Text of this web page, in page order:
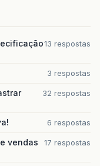
13 respostas
3 respostas
32 respostas
6 respostas
vendas
17 respostas